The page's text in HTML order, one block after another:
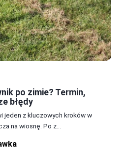
po zimie? Termin,
błędy
jeden z kluczowych kroków w
na wiosnę. Po z...